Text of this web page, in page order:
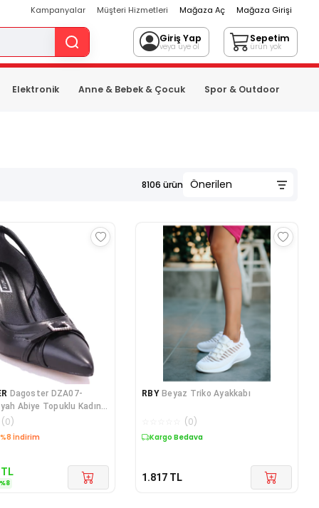
Kampanyalar Müşteri Hizmetleri Mağaza Aç Mağaza Girişi
Giriş Yap
veya üye ol
Sepetim
ürün yok
Elektronik Anne & Bebek & Çocuk Spor & Outdoor
8106 ürün
Dagoster DZA07-
Abiye Topuklu Kadın
(0)
TL
%8
RBY Beyaz Triko Ayakkabı
(0)
Kargo Bedava
1.817 TL